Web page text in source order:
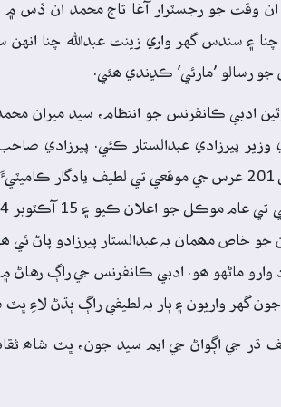
ان وقت جو رجسٽرار آغا تاج محمد ان ڏس
۽ سندس گهر واري زينت عبدالله چنا انهن
جو رسالو ’مارئي‘ ڪڍندي ھئي.
سرڪار ھن ثقافتي اداري کي پنھنجي ھٿ ۾ کنيو. ان ئي سال 201 عرس
خاص مھمان بہ عبدالستار پيرزادو پاڻ
وارو ماڻهو ھو. ادبي ڪانفرنس جي راڳ رهاڻ
گهر واريون ۽ ٻار بہ لطيفي راڳ ٻڌڻ لاءِ ڀٽ
ڌر جي اڳواڻ جي ايم سيد جون، ڀٽ شاھ